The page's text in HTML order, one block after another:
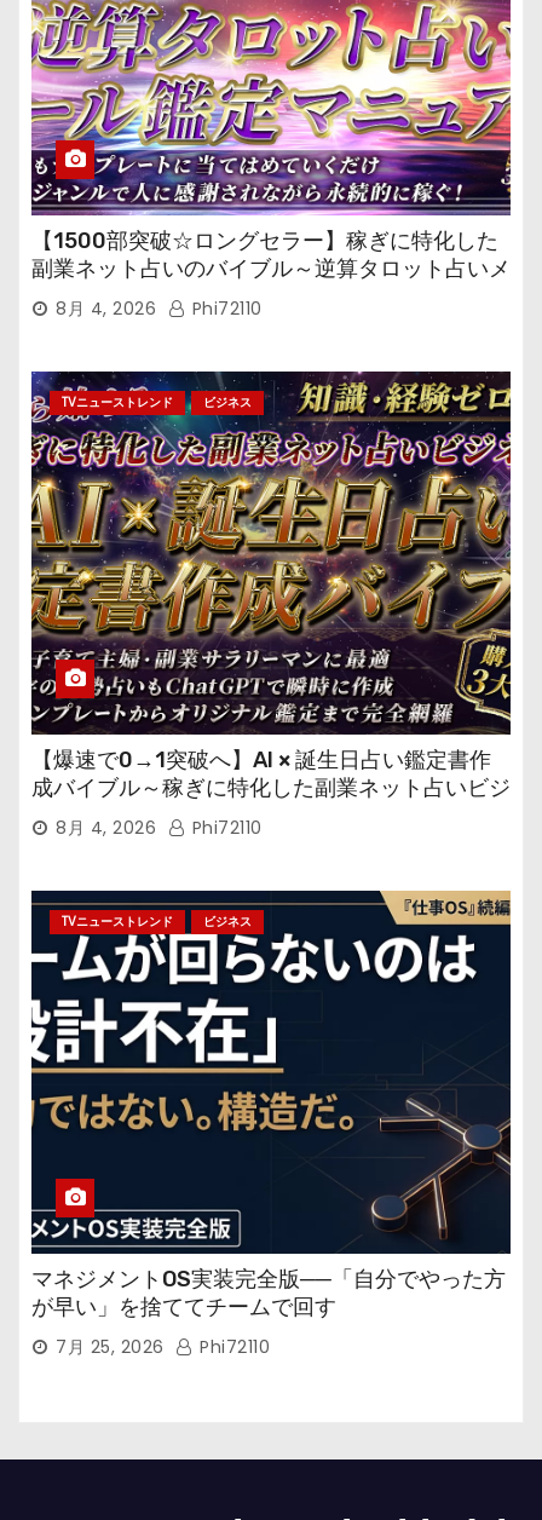
【1500部突破☆ロングセラー】稼ぎに特化した
副業ネット占いのバイブル～逆算タロット占いメ
ール鑑定マニュアル～
8月 4, 2026 Phi72110
TVニューストレンド ビジネス
【爆速で0→1突破へ】AI × 誕生日占い鑑定書作
成バイブル～稼ぎに特化した副業ネット占いビジ
ネス8月 4, 2026 Phi72110
TVニューストレンド ビジネス
マネジメントOS実装完全版──「自分でやった方
が早い」を捨ててチームで回す
7月 25, 2026 Phi72110